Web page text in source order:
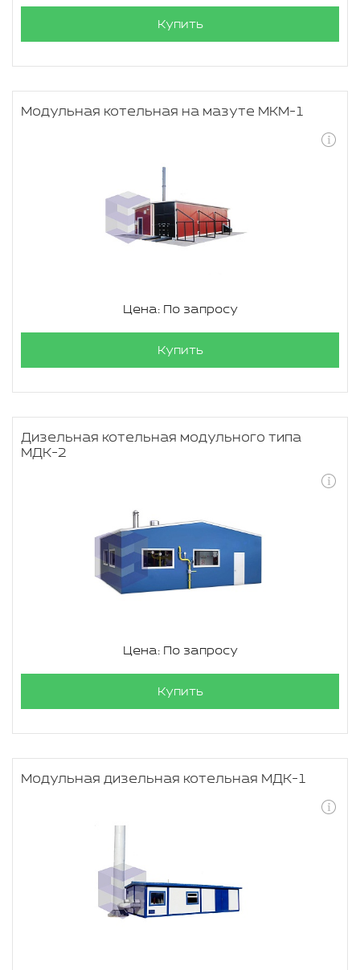
Купить
Модульная котельная на мазуте МКМ-1
Цена: По запросу
Купить
Дизельная котельная модульного типа
МДК-2
Цена: По запросу
Купить
Модульная дизельная котельная МДК-1